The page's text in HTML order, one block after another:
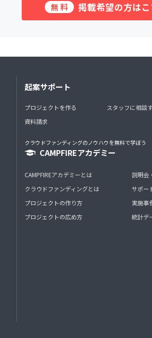
無料 掲載希望の方は
起案サポート
プロジェクトを作る
資料請求
スタッフに相談
クラウドファンディングのノウハウを無料で学ぼう
CAMPFIREアカデミー
CAMPFIREアカデミーとは
クラウドファンディングとは
プロジェクトの作り方
プロジェクトの広め方
説明会
サポー
実施事
統計デ